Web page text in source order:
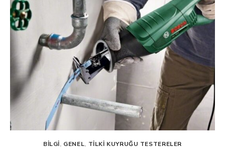
BILGI, GENEL, TILKI KUYRUĞU TESTERELER